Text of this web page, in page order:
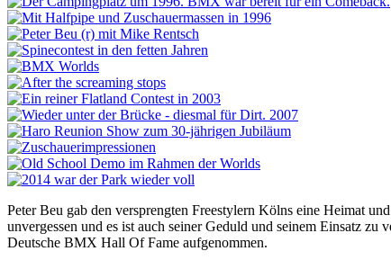
Peter Beu gab den versprengten Freestylern Kölns eine Heimat
unvergessen und es ist auch seiner Geduld und seinem Einsatz
Deutsche BMX Hall Of Fame aufgenommen.